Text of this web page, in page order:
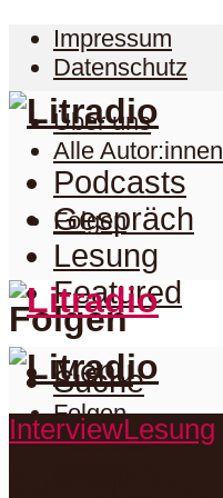
Impressum
Datenschutz
Über uns
Alle Autor:innen
Folgen
Folgen
Folgen
Facebook
Podcasts
Gespräch
Lesung
Featured
Menu
Suche
Podcasts
InterviewLesung